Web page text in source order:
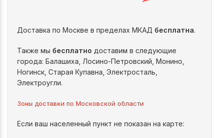
Доставка по Москве в пределах МКАД бесплатна.
Также мы бесплатно доставим в следующие
города: Балашиха, Лосино-Петровский, Монино,
Ногинск, Старая Купавна, Электросталь,
Электроугли.
Зоны доставки по Московской области
Если ваш населенный пункт не показан на карте: